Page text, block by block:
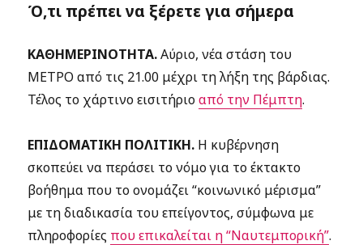
Ό,τι πρέπει να ξέρετε για σήμερα
ΚΑΘΗΜΕΡΙΝΟΤΗΤΑ.Αύριο, νέα στάση του
ΜΕΤΡΟ από τις 21.00 μέχρι τη λήξη της βάρδιας.
Τέλος το χάρτινο εισιτήριοαπό την Πέμπτη.
ΕΠΙΔΟΜΑΤΙΚΗ ΠΟΛΙΤΙΚΗ. Η κυβέρνηση
σκοπεύει να περάσει το νόμο για το έκτακτο
βοήθημα που το ονομάζει “κοινωνικό μέρισμα”
με τη διαδικασία του επείγοντος, σύμφωνα με
πληροφορίες που επικαλείται η “Ναυτεμπορική”.